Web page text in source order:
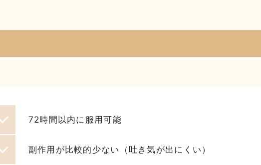
72時間以内に服用可能
副作用が比較的少ない（吐き気が出にくい）